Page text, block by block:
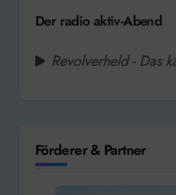
Der radio aktiv-Abend
Revolverheld - Das
Förderer & Partner